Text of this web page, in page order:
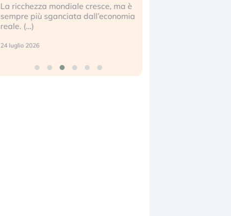
La ricchezza mondiale cresce, ma è
sempre più sganciata dall’economia
reale. (…)
24 luglio 2026